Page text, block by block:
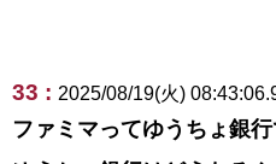
33 : 2025/08/19(火)
ファミマってゆうちょ銀行